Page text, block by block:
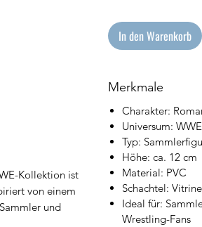
Kollektion ist
von einem
und
In den Warenkorb
Merkmale
Charakter:
Universum: WWE
Typ:
Höhe: ca. 12 cm
Material: PVC
Schachtel:
Ideal für:
Wrestling-Fans